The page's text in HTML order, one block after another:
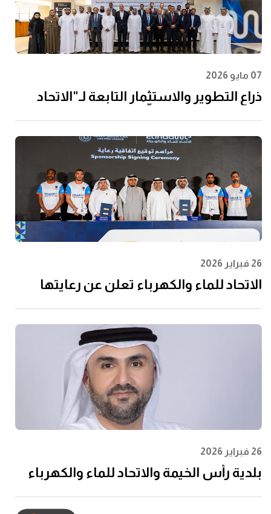
07 مايو 2026
ذراع التطوير والاستثمار التابعة لـ"الاتحاد
الفجيرة للتحلية سعة 60 مليون جالون يوميًا
26 فبراير 2026
الاتحاد للماء والكهرباء تعلن عن رعايتها
26 فبراير 2026
بلدية رأس الخيمة والاتحاد للماء والكهرباء